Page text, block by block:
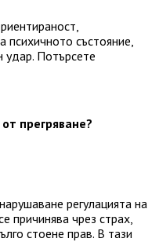
психичното състояние,
удар. Потърсете
прегряване?
регулацията на
причинява чрез страх,
стоене прав. В тази